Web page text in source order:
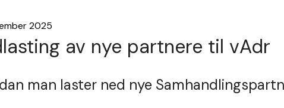
2025
av nye partnere til vAdr
man laster ned nye